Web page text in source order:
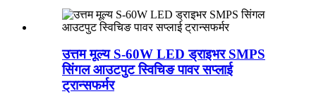
उत्तम मूल्य S-60W LED ड्राइभर SMPS
सिंगल आउटपुट स्विचिङ पावर सप्लाई
ट्रान्सफर्मर